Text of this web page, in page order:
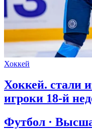
Хоккей
Хоккей. стали
игроки 18-й
Футбол ·